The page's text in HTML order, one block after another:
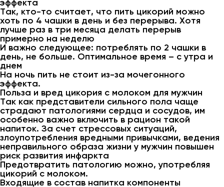
эффекта
Так, кто-то считает, что пить цикорий можно
хоть по 4 чашки в день и без перерыва. Хотя
лучше раз в три месяца делать перерыв
примерно на неделю
И важно следующее: потреблять по 2 чашки в
день, не больше. Оптимальное время – с утра и
днем
На ночь пить не стоит из-за мочегонного
эффекта.
Польза и вред цикория с молоком для мужчин
Так как представители сильного пола чаще
страдают патологиями сердца и сосудов, им
особенно важно включить в рацион такой
напиток. За счет стрессовых ситуаций,
злоупотребления вредными привычками, ведения
неправильного образа жизни у мужчин повышен
риск развития инфаркта
Предотвратить патологию можно, употребляя
цикорий с молоком.
Входящие в состав напитка компоненты